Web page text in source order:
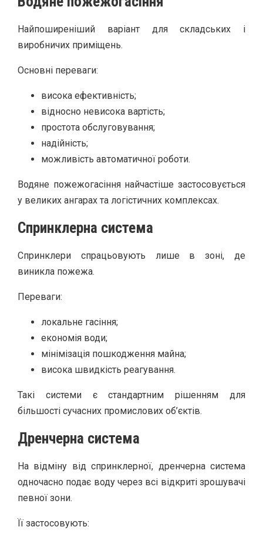
Найпоширеніший варіант для складських і
виробничих приміщень.
Основні переваги:
висока ефективність;
відносно невисока вартість;
простота обслуговування;
надійність;
можливість автоматичної роботи.
Водяне пожежогасіння найчастіше застосовується
у великих ангарах та логістичних комплексах.
Спринклерна система
Спринклери спрацьовують лише в зоні, де
виникла пожежа.
Переваги:
локальне гасіння;
економія води;
мінімізація пошкодження майна;
висока швидкість реагування.
Такі системи є стандартним рішенням для
більшості сучасних промислових об’єктів.
Дренчерна система
На відміну від спринклерної, дренчерна система
одночасно подає воду через всі відкриті зрошувачі
певної зони.
Її застосовують: